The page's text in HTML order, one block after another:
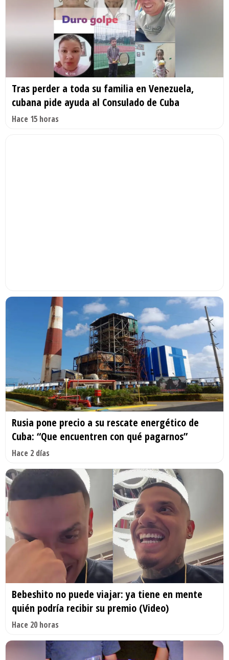
Tras perder a toda su familia en Venezuela,
cubana pide ayuda al Consulado de Cuba
Hace 15 horas
Rusia pone precio a su rescate energético de
Cuba: “Que encuentren con qué pagarnos”
Hace 2 días
Bebeshito no puede viajar: ya tiene en mente
quién podría recibir su premio (Video)
Hace 20 horas